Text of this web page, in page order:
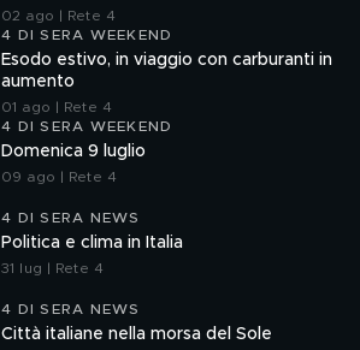
02 ago | Rete 4
4 DI SERA WEEKEND
Esodo estivo, in viaggio con carburanti in
aumento
01 ago | Rete 4
4 DI SERA WEEKEND
Domenica 9 luglio
09 ago | Rete 4
4 DI SERA NEWS
Politica e clima in Italia
31 lug | Rete 4
4 DI SERA NEWS
Città italiane nella morsa del Sole